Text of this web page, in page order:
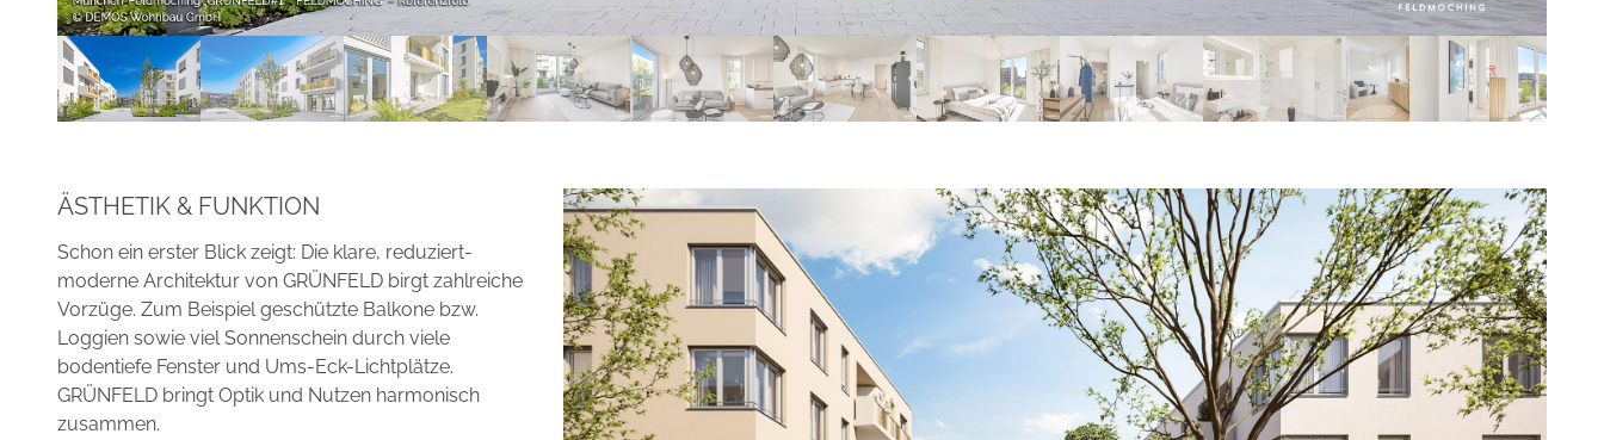
ÄSTHETIK & FUNKTION
Schon ein erster Blick zeigt: Die klare, reduziert-
moderne Architektur von GRÜNFELD birgt zahlreiche
Vorzüge. Zum Beispiel geschützte Balkone bzw.
Loggien sowie viel Sonnenschein durch viele
bodentiefe Fenster und Ums-Eck-Lichtplätze.
GRÜNFELD bringt Optik und Nutzen harmonisch
zusammen.